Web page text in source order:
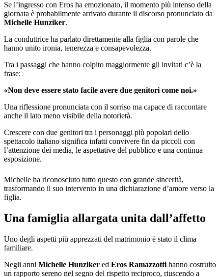
Se l’ingresso con Eros ha emozionato, il momento più intenso della
giornata è probabilmente arrivato durante il discorso pronunciato da
Michelle Hunziker.
La conduttrice ha parlato direttamente alla figlia con parole che
hanno unito ironia, tenerezza e consapevolezza.
Tra i passaggi che hanno colpito maggiormente gli invitati c’è la
frase:
«Non deve essere stato facile avere due genitori come noi.»
Una riflessione pronunciata con il sorriso ma capace di raccontare
anche il lato meno visibile della notorietà.
Crescere con due genitori tra i personaggi più popolari dello
spettacolo italiano significa infatti convivere fin da piccoli con
l’attenzione dei media, le aspettative del pubblico e una continua
esposizione.
Michelle ha riconosciuto tutto questo con grande sincerità,
trasformando il suo intervento in una dichiarazione d’amore verso la
figlia.
Una famiglia allargata unita dall’affetto
Uno degli aspetti più apprezzati del matrimonio è stato il clima
familiare.
Negli anni Michelle Hunziker ed Eros Ramazzotti hanno costruito
un rapporto sereno nel segno del rispetto reciproco, riuscendo a